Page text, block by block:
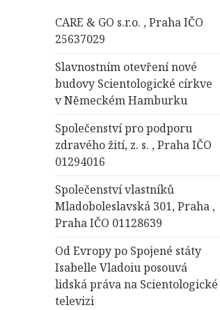
v
á
í
CARE & GO s.r.o. , Praha IČO
25637029
Slavnostním otevření nové
budovy Scientologické církve
v Německém Hamburku
Společenství pro podporu
zdravého žití, z. s. , Praha IČO
01294016
Společenství vlastníků
Mladoboleslavská 301, Praha ,
Praha IČO 01128639
Od Evropy po Spojené státy
Isabelle Vladoiu posouvá
lidská práva na Scientologické
televizi